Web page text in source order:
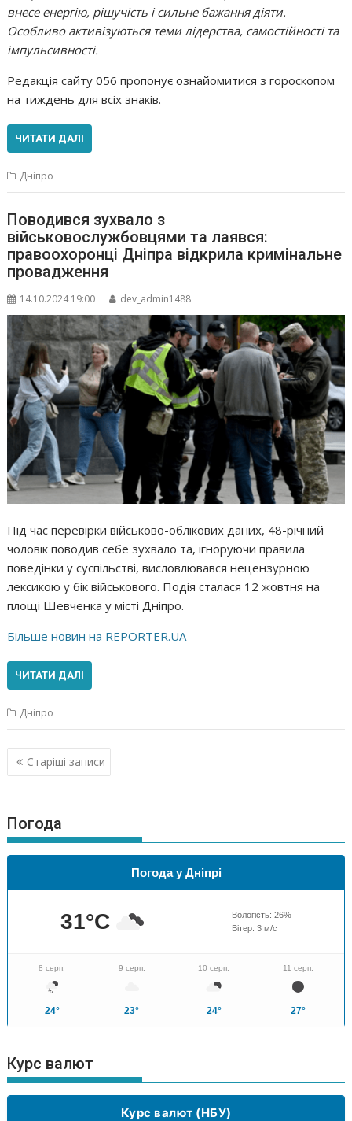
внесе енергію, рішучість і сильне бажання діяти.
Особливо активізуються теми лідерства, самостійності та
імпульсивності.
Редакція сайту 056 пропонує ознайомитися з гороскопом
на тиждень для всіх знаків.
ЧИТАТИ ДАЛІ
Дніпро
Поводився зухвало з
військовослужбовцями та лаявся:
правоохоронці Дніпра відкрила кримінальне
провадження
14.10.2024 19:00 dev_admin1488
Під час перевірки військово-облікових даних, 48-річний
чоловік поводив себе зухвало та, ігноруючи правила
поведінки у суспільстві, висловлювався нецензурною
лексикою у бік військового. Подія сталася 12 жовтня на
площі Шевченка у місті Дніпро.
Більше новин на REPORTER.UA
ЧИТАТИ ДАЛІ
Дніпро
Навігація
за
Старіші записи
Погода
Погода у Дніпрі
31°C Вологість: 26%
Вітер: 3м/с
8 серп.
24°
9 серп.
23°
10 серп.
24°
11 серп.
27°
Курс валют
Курс валют (НБУ)